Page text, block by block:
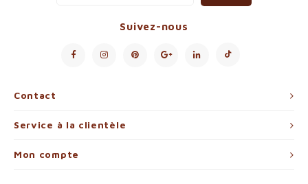
Contact
Suivez-nous
Service à la clientèle
Mon compte